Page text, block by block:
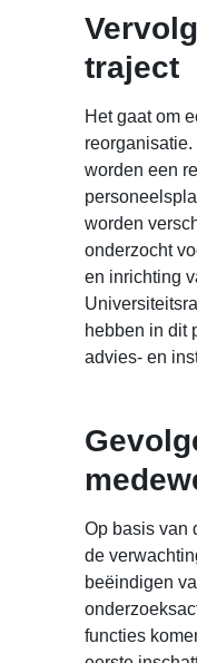
traject
Het gaat om
worden een
worden
onderzocht
en inrichting
hebben in dit
advies- en
Op basis van
de
beëindigen
functies